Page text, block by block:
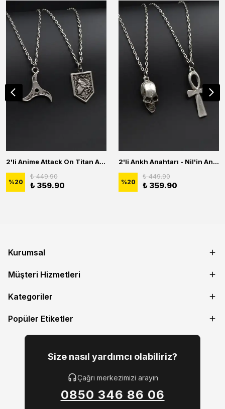
2'li Anime Attack On Titan Acrylic Maria Anime Naruto Erkek Kadın Kolye Seti
%20
₺ 449.90
₺ 359.90
2'li Ankh Anahtarı - Nil'in Anahtarı - Kuru Kafa Erkek Kadın Kolye Seti
%20
₺ 449.90
₺ 359.90
Kurumsal
Müşteri Hizmetleri
Kategoriler
Popüler Etiketler
Size nasıl yardımcı olabiliriz?
Çağrı merkezimizi arayın
0850 346 86 06